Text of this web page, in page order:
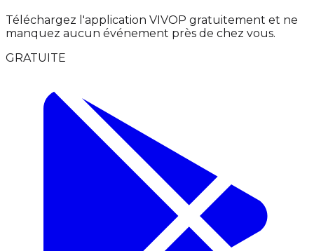
Téléchargez l'application VIVOP gratuitement et ne
manquez aucun événement près de chez vous.
GRATUITE